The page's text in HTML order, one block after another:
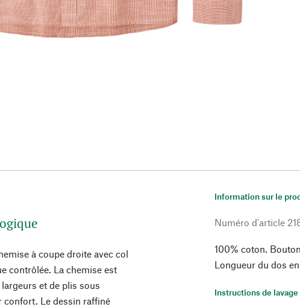
à coupe droite avec col
contrôlée. La chemise est
et de plis sous
confort. Le dessin raffiné
Information sur le
Numéro d'article
100% coton.
Longueur du dos
Instructions de lavage